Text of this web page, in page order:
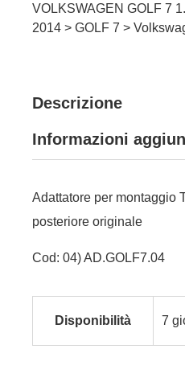
VOLKSWAGEN GOLF 7
2014 > GOLF 7 >
Descrizione
Informazioni
Adattatore per montaggio
posteriore originale
Cod: 04) AD.GOLF7.04
Disponibilità 7